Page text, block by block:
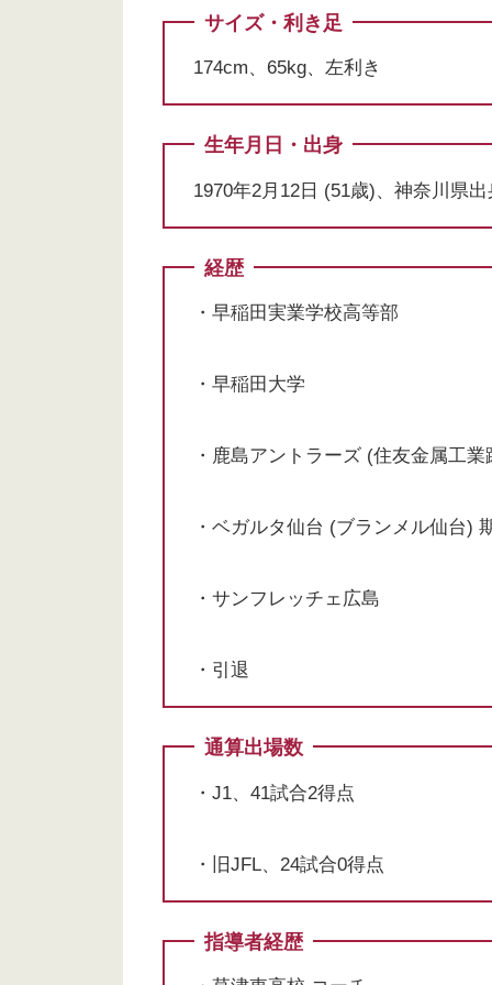
サイズ・利き足
174cm、65kg、左利き
生年月日・出身
1970年2月12日 (51歳)、神奈川県出
経歴
・早稲田実業学校高等部
・早稲田大学
・鹿島アントラーズ (住友金属工業
・ベガルタ仙台 (ブランメル仙台)
・サンフレッチェ広島
・引退
通算出場数
・J1、41試合2得点
・旧JFL、24試合0得点
指導者経歴